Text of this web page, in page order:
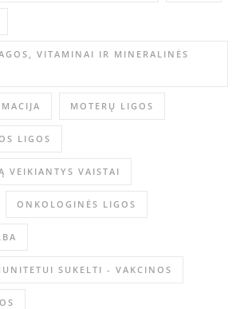
VITAMINAI IR MINERALINĖS
MOTERŲ LIGOS
LIGOS
VEIKIANTYS VAISTAI
ONKOLOGINĖS LIGOS
SUKELTI - VAKCINOS